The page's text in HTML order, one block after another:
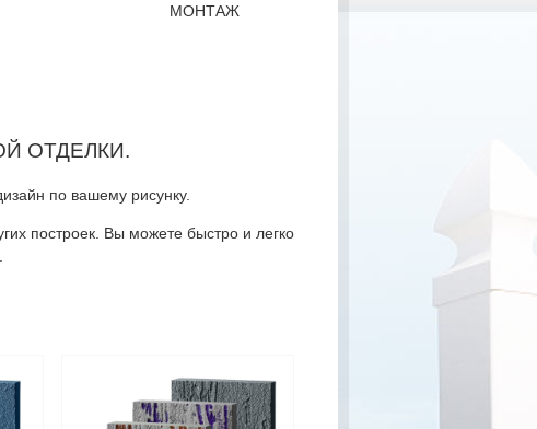
МОНТАЖ
ОТДЕЛКИ.
по вашему рисунку.
построек. Вы можете быстро и легко